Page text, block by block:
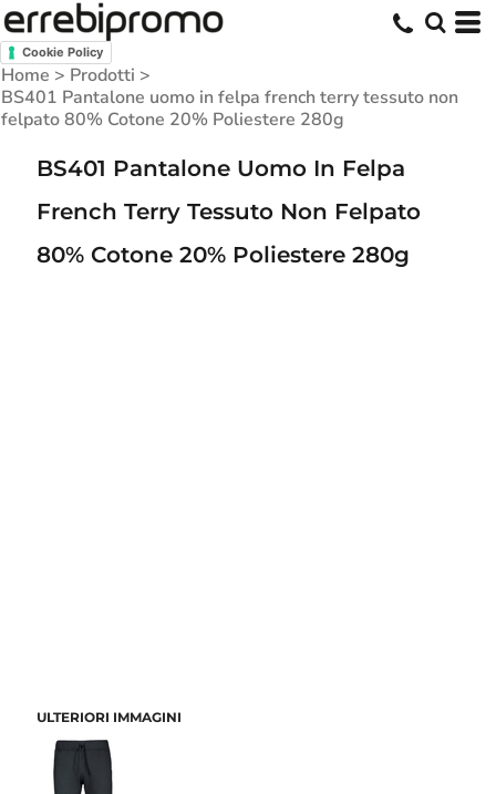
Cookie Policy
Home > Prodotti >
BS401 Pantalone uomo in felpa french terry tessuto non
felpato 80% Cotone 20% Poliestere 280g
BS401 Pantalone Uomo In Felpa
French Terry Tessuto Non Felpato
80% Cotone 20% Poliestere 280g
ULTERIORI IMMAGINI